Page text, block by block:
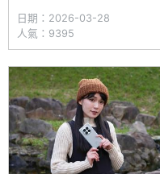
高度滿足你的使用需求，其中
Redmi Pad 2 除了配備 11 吋大
螢幕、9,000mAh 大電池，結
合機身兩側的 Dolby Atmos 四
喇叭，更能提供身臨其境的影
表現
日期：2026-03-28
人氣：9395